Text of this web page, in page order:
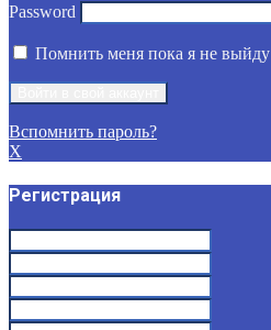
Password
Помнить меня пока я не выйду
Вспомнить пароль?
X
Регистрация